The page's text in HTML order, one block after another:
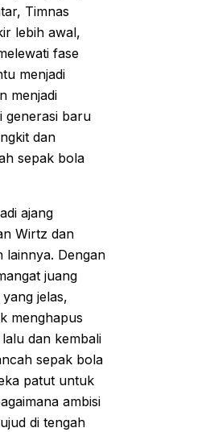
Timnas
lebih awal,
fase
menjadi
menjadi
generasi baru
dan
sepak bola
ajang
Wirtz dan
lainnya. Dengan
juang
jelas,
menghapus
dan kembali
sepak bola
patut untuk
ambisi
di tengah